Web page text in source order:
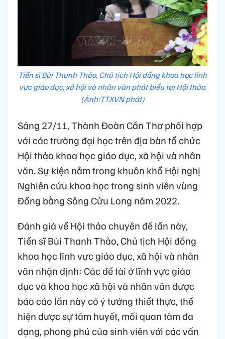
Tiến sĩ Bùi Thanh Thảo, Chủ tịch Hội đồng khoa học lĩnh
vực giáo dục, xã hội và nhân văn phát biểu tại Hội thảo.
(Ảnh:TTXVN phát)
Sáng 27/11, Thành Đoàn Cần Thơ phối hợp
với các trường đại học trên địa bàn tổ chức
Hội thảo khoa học giáo dục, xã hội và nhân
văn. Sự kiện nằm trong khuôn khổ Hội nghị
Nghiên cứu khoa học trong sinh viên vùng
Đồng bằng Sông Cửu Long năm 2022.
Đánh giá về Hội thảo chuyên đề lần này,
Tiến sĩ Bùi Thanh Thảo, Chủ tịch Hội đồng
khoa học lĩnh vực giáo dục, xã hội và nhân
văn nhận định: Các đề tài ở lĩnh vực giáo
dục và khoa học xã hội và nhân văn được
báo cáo lần này có ý tưởng thiết thực, thể
hiện được sự tâm huyết, mối quan tâm đa
dạng, phong phú của sinh viên với các vấn